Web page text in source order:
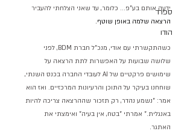
ספרד
הודו
ידעה אותם בע"פ... כלומר, עד שאני הצלחתי להעביר
הרצאה שלמה באופן שוטף.
כשהתקשרתי עם אודי, מנכ"ל חברת BDM, לפני
שלושה שבועות על האפשרות לתת הרצאה על
שימושים פרקטיים של AI לעובדי החברה בכנס השנתי,
שוחחנו בעיקר על התוכן והרעיונות המרכזיים. ואז הוא
אמר: "נשמע נהדר, רק תזכור שההרצאה צריכה להיות
באנגלית." אמרתי "בטח, אין בעיה" ואימצתי את
האתגר.